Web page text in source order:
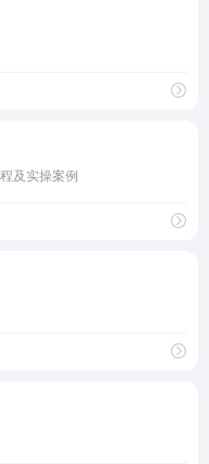
及实操案例